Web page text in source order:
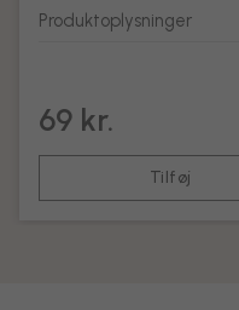
Produktoplysninger
69 kr.
Tilføj